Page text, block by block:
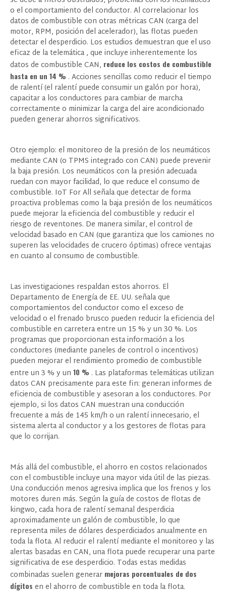
o el comportamiento del conductor. Al correlacionar los
datos de combustible con otras métricas CAN (carga del
motor, RPM, posición del acelerador), las flotas pueden
detectar el desperdicio. Los estudios demuestran que el uso
eficaz de la telemática , que incluye inherentemente los
datos de combustible CAN, reduce los costos de combustible
hasta en un 14 % . Acciones sencillas como reducir el tiempo
de ralentí (el ralentí puede consumir un galón por hora),
capacitar a los conductores para cambiar de marcha
correctamente o minimizar la carga del aire acondicionado
pueden generar ahorros significativos.
Otro ejemplo: el monitoreo de la presión de los neumáticos
mediante CAN (o TPMS integrado con CAN) puede prevenir
la baja presión. Los neumáticos con la presión adecuada
ruedan con mayor facilidad, lo que reduce el consumo de
combustible. IoT For All señala que detectar de forma
proactiva problemas como la baja presión de los neumáticos
puede mejorar la eficiencia del combustible y reducir el
riesgo de reventones. De manera similar, el control de
velocidad basado en CAN (que garantiza que los camiones no
superen las velocidades de crucero óptimas) ofrece ventajas
en cuanto al consumo de combustible.
Las investigaciones respaldan estos ahorros. El
Departamento de Energía de EE. UU. señala que
comportamientos del conductor como el exceso de
velocidad o el frenado brusco pueden reducir la eficiencia del
combustible en carretera entre un 15 % y un 30 %. Los
programas que proporcionan esta información a los
conductores (mediante paneles de control o incentivos)
pueden mejorar el rendimiento promedio de combustible
entre un 3 % y un 10 % . Las plataformas telemáticas utilizan
datos CAN precisamente para este fin: generan informes de
eficiencia de combustible y asesoran a los conductores. Por
ejemplo, si los datos CAN muestran una conducción
frecuente a más de 145 km/h o un ralentí innecesario, el
sistema alerta al conductor y a los gestores de flotas para
que lo corrijan.
Más allá del combustible, el ahorro en costos relacionados
con el combustible incluye una mayor vida útil de las piezas.
Una conducción menos agresiva implica que los frenos y los
motores duren más. Según la guía de costos de flotas de
kingwo, cada hora de ralentí semanal desperdicia
aproximadamente un galón de combustible, lo que
representa miles de dólares desperdiciados anualmente en
toda la flota. Al reducir el ralentí mediante el monitoreo y las
alertas basadas en CAN, una flota puede recuperar una parte
significativa de ese desperdicio. Todas estas medidas
combinadas suelen generar mejoras porcentuales de dos
dígitos en el ahorro de combustible en toda la flota.